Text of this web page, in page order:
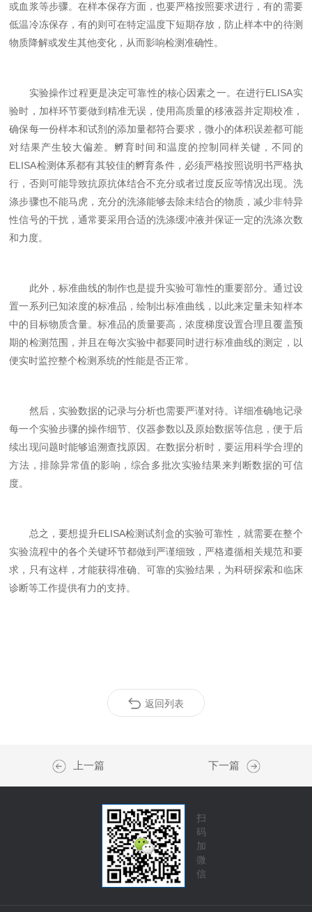
或血浆等步骤。在样本保存方面，也要严格按照要求进行，有的需要
低温冷冻保存，有的则可在特定温度下短期存放，防止样本中的待测
物质降解或发生其他变化，从而影响检测准确性。
实验操作过程更是决定可靠性的核心因素之一。在进行ELISA实
验时，加样环节要做到精准无误，使用高质量的移液器并定期校准，
确保每一份样本和试剂的添加量都符合要求，微小的体积误差都可能
对结果产生较大偏差。孵育时间和温度的控制同样关键，不同的
ELISA检测体系都有其较佳的孵育条件，必须严格按照说明书严格执
行，否则可能导致抗原抗体结合不充分或者过度反应等情况出现。洗
涤步骤也不能马虎，充分的洗涤能够去除未结合的物质，减少非特异
性信号的干扰，通常要采用合适的洗涤缓冲液并保证一定的洗涤次数
和力度。
此外，标准曲线的制作也是提升实验可靠性的重要部分。通过设
置一系列已知浓度的标准品，绘制出标准曲线，以此来定量未知样本
中的目标物质含量。标准品的质量要高，浓度梯度设置合理且覆盖预
期的检测范围，并且在每次实验中都要同时进行标准曲线的测定，以
便实时监控整个检测系统的性能是否正常。
然后，实验数据的记录与分析也需要严谨对待。详细准确地记录
每一个实验步骤的操作细节、仪器参数以及原始数据等信息，便于后
续出现问题时能够追溯查找原因。在数据分析时，要运用科学合理的
方法，排除异常值的影响，综合多批次实验结果来判断数据的可信
度。
总之，要想提升ELISA检测试剂盒的实验可靠性，就需要在整个
实验流程中的各个关键环节都做到严谨细致，严格遵循相关规范和要
求，只有这样，才能获得准确、可靠的实验结果，为科研探索和临床
诊断等工作提供有力的支持。
返回列表
上一篇 下一篇
扫
码
加
微
信